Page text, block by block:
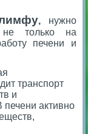
,нужно
не только на
печени и
транспорт
и
активно